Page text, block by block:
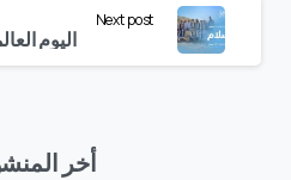
Next post
اليوم
أخر